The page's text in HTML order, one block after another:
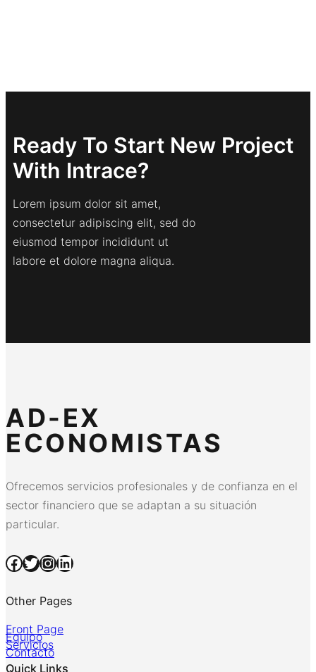
Ready To Start New Project
With Intrace?
Lorem ipsum dolor sit amet,
consectetur adipiscing elit, sed do
eiusmod tempor incididunt ut
labore et dolore magna aliqua.
AD-EX
ECONOMISTAS
Ofrecemos servicios profesionales y de confianza en el
sector financiero que se adaptan a su situación
particular.
Facebook Twitter InstagramLinkedIn
Other Pages
Front Page
Equipo
Servicios
Contacto
Quick Links